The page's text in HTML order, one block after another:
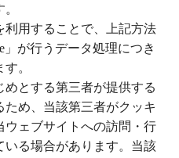
利用することで、上記方法
が行うデータ処理につき
。
めとする第三者が提供する
め、当該第三者がクッキ
ウェブサイトへの訪問・行
いる場合があります。当該